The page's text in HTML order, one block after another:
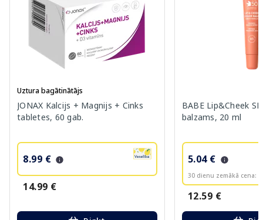
Uztura bagātinātājs
JONAX Kalcijs + Magnijs + Cinks
tabletes, 60 gab.
8.99 €
14.99 €
BABE Lip&Cheek
balzams, 20 ml
5.04 €
30 dienu zemākā cena:
12.59 €